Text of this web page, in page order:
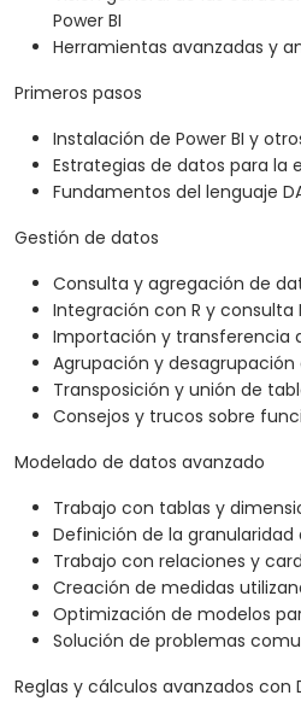
Power BI
Herramientas avanzadas y
Primeros pasos
Instalación de Power BI y
Estrategias de datos para la
Fundamentos del lenguaje
Gestión de datos
Consulta y agregación de
Integración con R y consulta
Importación y transferencia
Agrupación y desagrupación
Transposición y unión de
Consejos y trucos sobre
Modelado de datos avanzado
Trabajo con tablas y
Definición de la granularidad
Trabajo con relaciones y
Creación de medidas
Optimización de modelos
Solución de problemas
Reglas y cálculos avanzados con